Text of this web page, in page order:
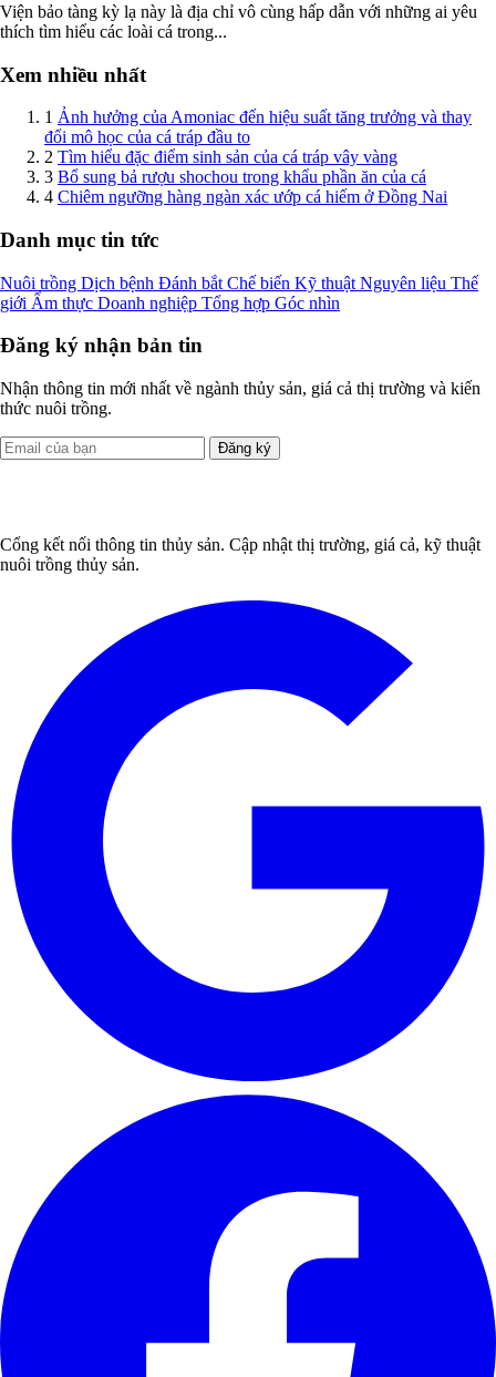
Viện bảo tàng kỳ lạ này là địa chỉ vô cùng hấp dẫn với những ai yêu
thích tìm hiểu các loài cá trong...
Xem nhiều nhất
1 Ảnh hưởng của Amoniac đến hiệu suất tăng trưởng và thay
đổi mô học của cá tráp đầu to
2 Tìm hiểu đặc điểm sinh sản của cá tráp vây vàng
3 Bổ sung bả rượu shochou trong khẩu phần ăn của cá
4 Chiêm ngưỡng hàng ngàn xác ướp cá hiếm ở Đồng Nai
Danh mục tin tức
Nuôi trồng Dịch bệnh Đánh bắt Chế biến Kỹ thuật Nguyên liệu Thế
giới Ẩm thực Doanh nghiệp Tổng hợp Góc nhìn
Đăng ký nhận bản tin
Nhận thông tin mới nhất về ngành thủy sản, giá cả thị trường và kiến
thức nuôi trồng.
Đăng ký
Cổng kết nối thông tin thủy sản. Cập nhật thị trường, giá cả, kỹ thuật
nuôi trồng thủy sản.